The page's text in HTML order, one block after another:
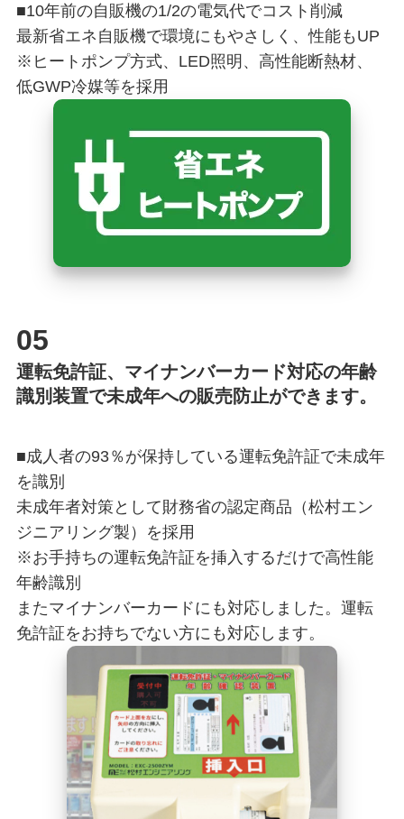
■10年前の自販機の1/2の電気代でコスト削減
最新省エネ自販機で環境にもやさしく、性能もUP
※ヒートポンプ方式、LED照明、高性能断熱材、
低GWP冷媒等を採用
05
運転免許証、マイナンバーカード対応の年齢
識別装置で未成年への販売防止ができます。
■成人者の93％が保持している運転免許証で未成年
を識別
未成年者対策として財務省の認定商品（松村エン
ジニアリング製）を採用
※お手持ちの運転免許証を挿入するだけで高性能
年齢識別
またマイナンバーカードにも対応しました。運転
免許証をお持ちでない方にも対応します。